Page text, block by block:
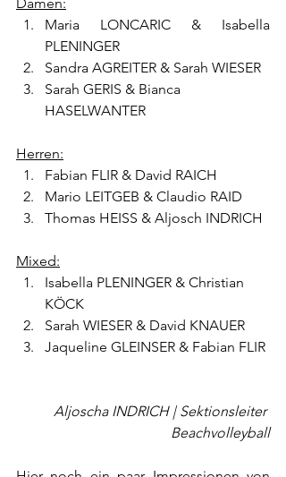
Maria LONCARIC & Isabella
PLENINGER
Sandra AGREITER & Sarah WIESER
Sarah GERIS & Bianca
HASELWANTER
Herren:
Fabian FLIR & David RAICH
Mario LEITGEB & Claudio RAID
Thomas HEISS & Aljosch INDRICH
Mixed:
Isabella PLENINGER & Christian
KÖCK
Sarah WIESER & David KNAUER
Jaqueline GLEINSER & Fabian FLIR
Aljoscha INDRICH | Sektionsleiter
Beachvolleyball